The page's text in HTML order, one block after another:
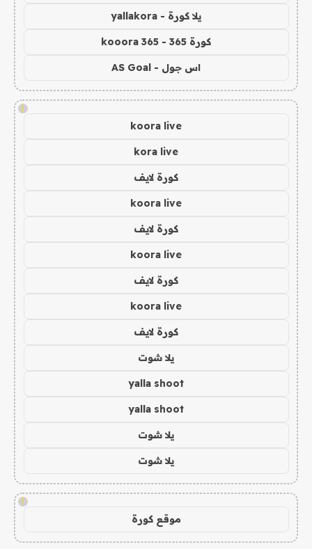
يلا كورة - yallakora
كورة 365 - kooora 365
اس جول - AS Goal
!
koora live
kora live
كورة لايف
koora live
كورة لايف
koora live
كورة لايف
koora live
كورة لايف
يلا شوت
yalla shoot
yalla shoot
يلا شوت
يلا شوت
!
موقع كورة